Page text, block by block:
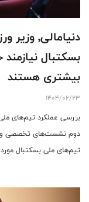
بسکتبال
بیشتری هستند
1404/02/23
بررسی عملکرد تیم‌های
دوم نشست‌های تخصصی
تیم‌های ملی بسکتبال مورد